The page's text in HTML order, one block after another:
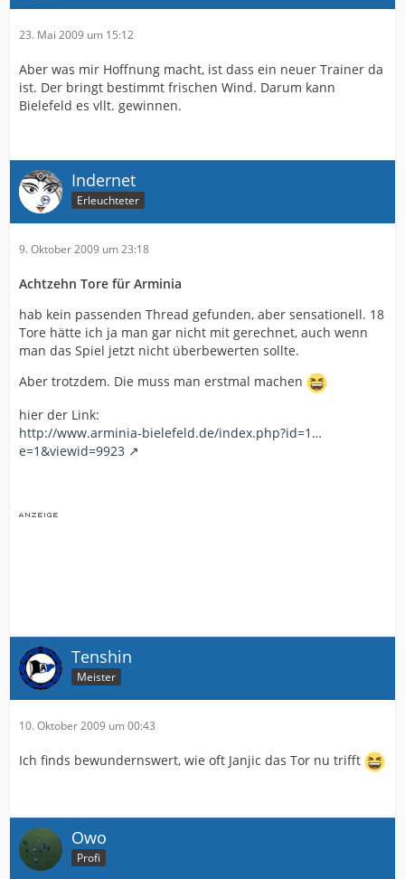
23. Mai 2009 um 15:12
Aber was mir Hoffnung macht, ist dass ein neuer Trainer da
ist. Der bringt bestimmt frischen Wind. Darum kann
Bielefeld es vllt. gewinnen.
Indernet
Erleuchteter
9. Oktober 2009 um 23:18
Achtzehn Tore für Arminia
hab kein passenden Thread gefunden, aber sensationell. 18
Tore hätte ich ja man gar nicht mit gerechnet, auch wenn
man das Spiel jetzt nicht überbewerten sollte.
Aber trotzdem. Die muss man erstmal machen
hier der Link:
http://www.arminia-bielefeld.de/index.php?id=1…
e=1&viewid=9923
Tenshin
Meister
10. Oktober 2009 um 00:43
Ich finds bewundernswert, wie oft Janjic das Tor nu trifft
Owo
Profi